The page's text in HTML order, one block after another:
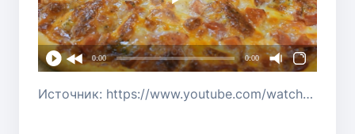
0:00 0:00
Источник: https://www.youtube.com/watch?v=XKiSYKvhqhk